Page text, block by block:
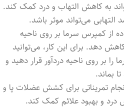
به کاهش التهاب و درد کمک کند.
التهابی می‌تواند موثر باشد.
از کمپرس سرما بر روی ناحیه
دهد. برای این کار، می‌توانید
بر روی ناحیه دردآور قرار دهید و
تمریناتی برای کشش عضلات پا و
درد و بهبود علائم کمک کند.